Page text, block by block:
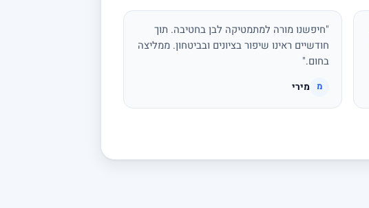
"חיפשנו מורה למתמטיקה לבן בחטיבה. תוך
חודשיים ראינו שיפור בציונים ובביטחון. ממליצה
בחום."
מ מירי